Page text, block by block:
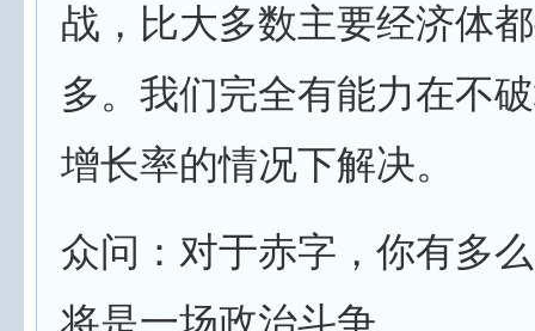
战，比大多数主要经济体
多。我们完全有能力在不
增长率的情况下解决。
众问：对于赤字，你有多
将是一场政治斗争。